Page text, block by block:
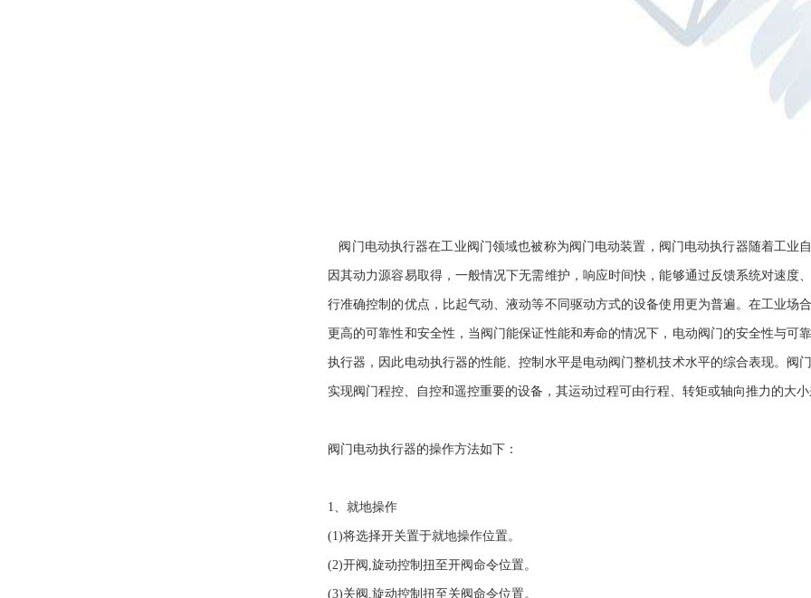
阀门电动执行器在工业阀门领域也被称为阀门电动装置，阀门电动执行器随着工业
因其动力源容易取得，一般情况下无需维护，响应时间快，能够通过反馈系统对速度
行准确控制的优点，比起气动、液动等不同驱动方式的设备使用更为普遍。在工业场
更高的可靠性和安全性，当阀门能保证性能和寿命的情况下，电动阀门的安全性与可
执行器，因此电动执行器的性能、控制水平是电动阀门整机技术水平的综合表现。阀
实现阀门程控、自控和遥控重要的设备，其运动过程可由行程、转矩或轴向推力的大
阀门电动执行器的操作方法如下：
1、就地操作
(1)将选择开关置于就地操作位置。
(2)开阀,旋动控制扭至开阀命令位置。
(3)关阀,旋动控制扭至关阀命令位置。